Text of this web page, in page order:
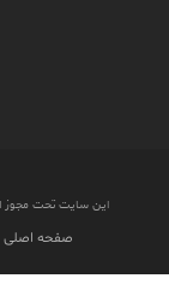
این سایت تحت مجوز
صفحه اصلی